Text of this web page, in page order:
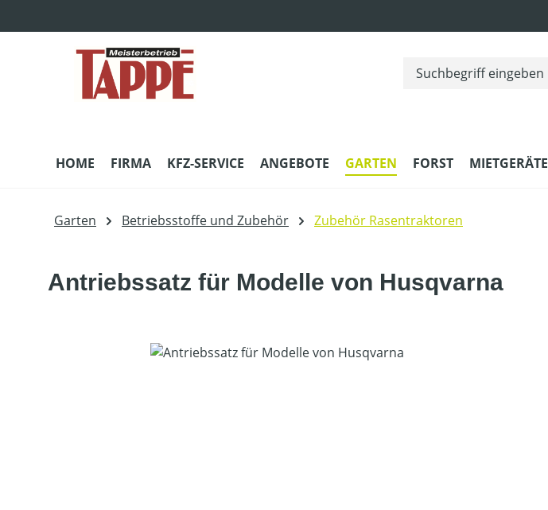
HOME FIRMA KFZ-SERVICE ANGEBOTE GARTEN FORST MIETGERÄTE
Garten Betriebsstoffe und Zubehör Zubehör Rasentraktoren
Antriebssatz für Modelle von Husqvarna
Bildergalerie überspringen